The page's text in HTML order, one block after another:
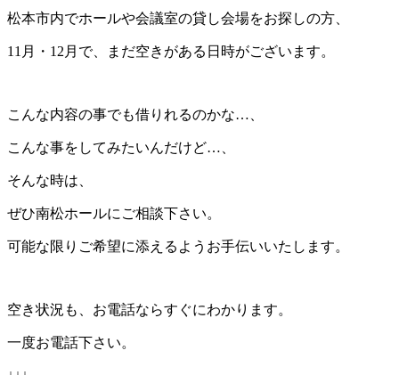
松本市内でホールや会議室の貸し会場をお探しの方、
11月・12月で、まだ空きがある日時がございます。
こんな内容の事でも借りれるのかな…、
こんな事をしてみたいんだけど…、
そんな時は、
ぜひ南松ホールにご相談下さい。
可能な限りご希望に添えるようお手伝いいたします。
空き状況も、お電話ならすぐにわかります。
一度お電話下さい。